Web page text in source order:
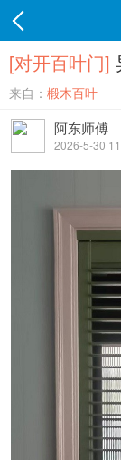
[对开百叶门]
来自： 椴木百叶
阿东师傅
2026-5-30